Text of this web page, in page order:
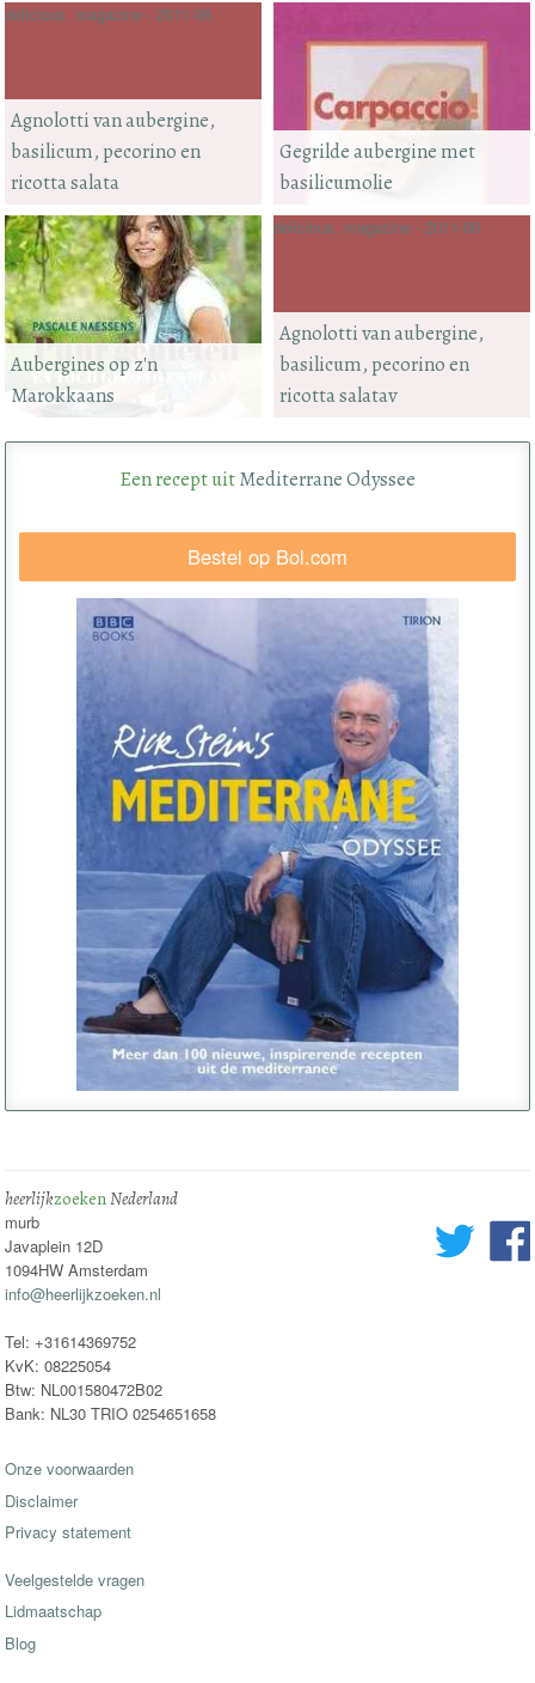
Gegrilde aubergine met
basilicumolie
Agnolotti van aubergine,
basilicum, pecorino en
ricotta salata
delicious. magazine - 2011-06
Agnolotti van aubergine,
basilicum, pecorino en
ricotta salatav
delicious. magazine - 2011-06
Aubergines op z'n
Marokkaans
Een recept uitMediterrane Odyssee
Bestel op Bol.com
heerlijkzoekenNederland
murb
Javaplein 12D
1094HW Amsterdam
info@heerlijkzoeken.nl
Tel: +31614369752
KvK: 08225054
Btw: NL001580472B02
Bank: NL30 TRIO 0254651658
Onze voorwaarden
Disclaimer
Privacy statement
Veelgestelde vragen
Lidmaatschap
Blog